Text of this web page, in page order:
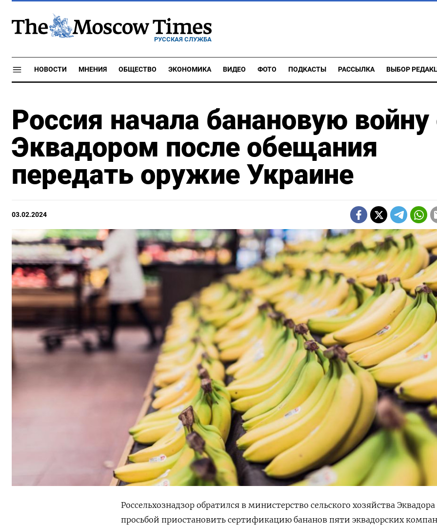
РУССКАЯ СЛУЖБА
НОВОСТИ МНЕНИЯ ОБЩЕСТВО ЭКОНОМИКА ВИДЕО ФОТО ПОДКАСТЫ РАССЫЛКА ВЫБОР
Россия начала банановую войну
Эквадором после обещания
передать оружие Украине
03.02.2024
Россельхознадзор обратился в министерство сельского хозяйства Эквадора
просьбой приостановить сертификацию бананов пяти эквадорских